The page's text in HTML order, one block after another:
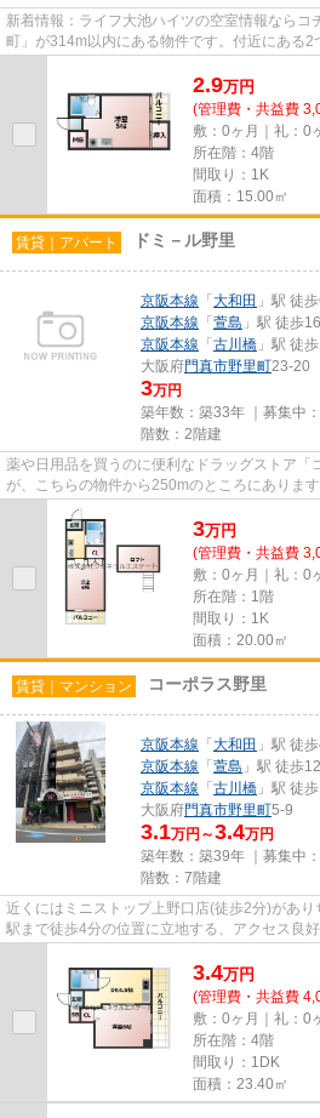
新着情報：ライフ大池ハイツの空室情報ならコ
町」が314m以内にある物件です。付近にある
2.9万円
(管理費・共益費
敷：0ヶ月｜礼：0
所在階：4階
間取り：1K
面積：15.00㎡
賃貸｜アパート ドミ－ル野里
京阪本線 「 大和田 」駅 徒
京阪本線 「 萱島 」駅 徒歩
京阪本線 「 古川橋 」駅 徒
大阪府門真市野里町23-20
3万円
築年数：築33年 ｜募集中：
階数：2階建
薬や日用品を買うのに便利なドラッグストア「
が、こちらの物件から250mのところにありま
です。こちらの物件はアパートで...
3万円
(管理費・共益費
敷：0ヶ月｜礼：0
所在階：1階
間取り：1K
面積：20.00㎡
賃貸｜マンション コーポラス野里
京阪本線 「 大和田 」駅 徒
京阪本線 「 萱島 」駅 徒歩
京阪本線 「 古川橋 」駅 徒
大阪府門真市野里町5-9
3.1万円～3.4万円
築年数：築39年 ｜募集中：
階数：7階建
近くにはミニストップ上野口店(徒歩2分)があり
駅まで徒歩4分の位置に立地する、アクセス良
3.4万円
(管理費・共益費
敷：0ヶ月｜礼：0
所在階：4階
間取り：1DK
面積：23.40㎡